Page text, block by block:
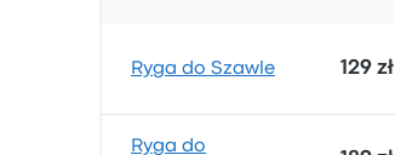
Ryga do Szawle 129 zł
Ryga do